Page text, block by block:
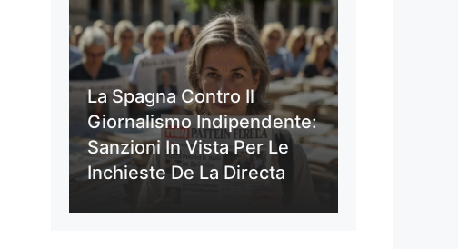
La Spagna Contro Il
Giornalismo Indipendente:
Sanzioni In Vista Per Le
Inchieste De La Directa